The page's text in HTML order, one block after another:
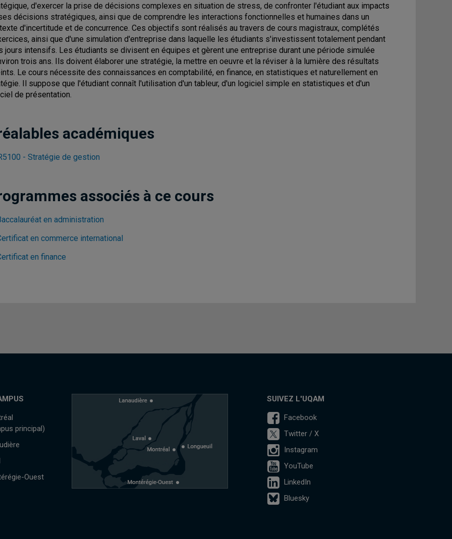
d'exercer la prise de décisions complexes en situation de stress, de confronter l'étudiant aux impacts
décisions stratégiques, ainsi que de comprendre les interactions fonctionnelles et humaines dans un
d'incertitude et de concurrence. Ces objectifs sont réalisés au travers de cours magistraux, complétés
ainsi que d'une simulation d'entreprise dans laquelle les étudiants s'investissent totalement pendant
jours intensifs. Les étudiants se divisent en équipes et gèrent une entreprise durant une période simulée
trois ans. Ils doivent élaborer une stratégie, la mettre en oeuvre et la réviser à la lumière des résultats
Le cours nécessite des connaissances en comptabilité, en finance, en statistiques et naturellement en
Il suppose que l'étudiant connaît l'utilisation d'un tableur, d'un logiciel simple en statistiques et d'un
de présentation.
académiques
- Stratégie de gestion
associés à ce cours
en administration
en commerce international
en finance
principal)
Ouest
SUIVEZ L'UQAM
Facebook
Twitter / X
Instagram
YouTube
LinkedIn
Bluesky